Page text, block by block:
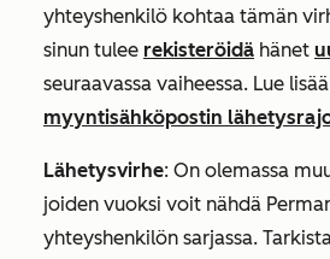
yhteyshenkilö kohtaa tämän
sinun tulee rekisteröidä hänet
seuraavassa vaiheessa. Lue lisää
myyntisähköpostin
Lähetysvirhe: On olemassa
joiden vuoksi voit nähdä
yhteyshenkilön sarjassa.